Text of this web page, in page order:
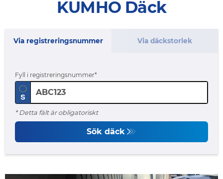
KUMHO Däck
Via registreringsnummer Via däckstorlek
Fyll i registreringsnummer
* Detta fält är obligatoriskt
Sök däck